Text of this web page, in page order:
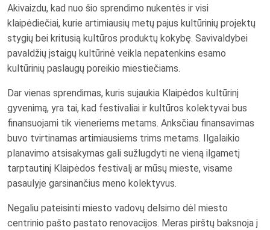
Akivaizdu, kad nuo šio sprendimo nukentės ir visi
klaipėdiečiai, kurie artimiausių metų pajus kultūrinių projektų
stygių bei kritusią kultūros produktų kokybę. Savivaldybei
pavaldžių įstaigų kultūrinė veikla nepatenkins esamo
kultūrinių paslaugų poreikio miestiečiams.
Dar vienas sprendimas, kuris sujaukia Klaipėdos kultūrinį
gyvenimą, yra tai, kad festivaliai ir kultūros kolektyvai bus
finansuojami tik vieneriems metams. Anksčiau finansavimas
buvo tvirtinamas artimiausiems trims metams. Ilgalaikio
planavimo atsisakymas gali sužlugdyti ne vieną ilgametį
tarptautinį Klaipėdos festivalį ar mūsų mieste, visame
pasaulyje garsinančius meno kolektyvus.
Negaliu pateisinti miesto vadovų delsimo dėl miesto
centrinio pašto pastato renovacijos. Meras pirštų baksnoja į